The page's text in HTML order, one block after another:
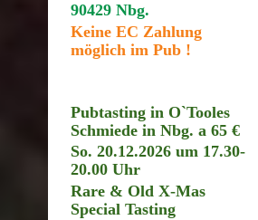
90429 Nbg.
Keine EC Zahlung
möglich im Pub !
Pubtasting in O`Tooles
Schmiede in Nbg. a 65 €
So. 20.12.2026 um 17.30-
20.00 Uhr
Rare & Old X-Mas
Special Tasting